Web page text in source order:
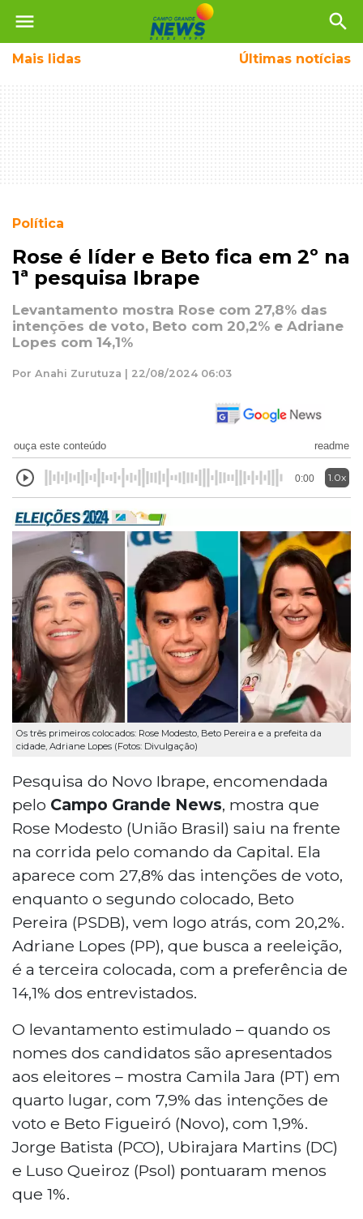
menu search
Mais lidas Últimas notícias
Política
Rose é líder e Beto fica em 2º na
1ª pesquisa Ibrape
Levantamento mostra Rose com 27,8% das
intenções de voto, Beto com 20,2% e Adriane
Lopes com 14,1%
Por Anahi Zurutuza | 22/08/2024 06:03
ouça este conteúdo readme
0:00 1.0x
Os três primeiros colocados: Rose Modesto, Beto Pereira e a prefeita da
cidade, Adriane Lopes (Fotos: Divulgação)
Pesquisa do Novo Ibrape, encomendada
pelo Campo Grande News, mostra que
Rose Modesto (União Brasil) saiu na frente
na corrida pelo comando da Capital. Ela
aparece com 27,8% das intenções de voto,
enquanto o segundo colocado, Beto
Pereira (PSDB), vem logo atrás, com 20,2%.
Adriane Lopes (PP), que busca a reeleição,
é a terceira colocada, com a preferência de
14,1% dos entrevistados.
O levantamento estimulado – quando os
nomes dos candidatos são apresentados
aos eleitores – mostra Camila Jara (PT) em
quarto lugar, com 7,9% das intenções de
voto e Beto Figueiró (Novo), com 1,9%.
Jorge Batista (PCO), Ubirajara Martins (DC)
e Luso Queiroz (Psol) pontuaram menos
que 1%.